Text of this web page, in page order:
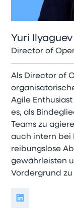
Yuri Ilyaguev
Director of
Als Director of
Agile
es, als
Teams zu
auch intern bei
reibungslose
gewährleisten
Vordergrund